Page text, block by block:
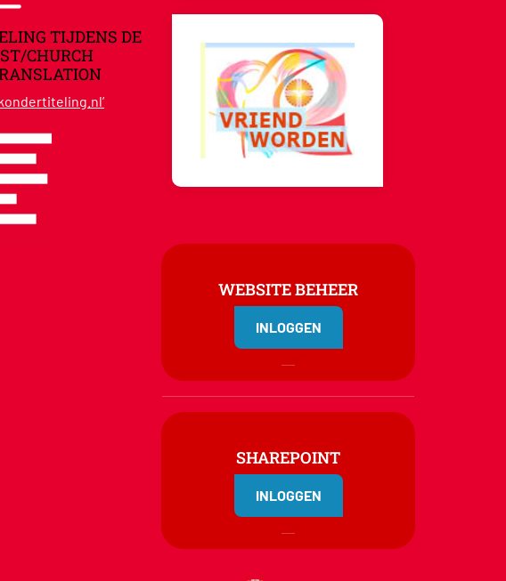
TIJDENS DE
CHURCH
WEBSITE BEHEER
INLOGGEN
SHAREPOINT
INLOGGEN